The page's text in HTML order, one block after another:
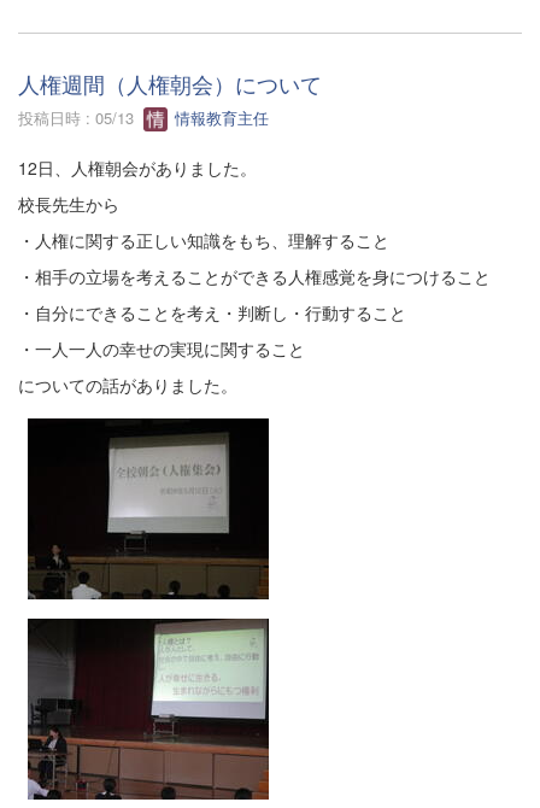
人権週間（人権朝会）について
投稿日時 : 05/13 情報教育主任
12日、人権朝会がありました。
校長先生から
・人権に関する正しい知識をもち、理解すること
・相手の立場を考えることができる人権感覚を身につけること
・自分にできることを考え・判断し・行動すること
・一人一人の幸せの実現に関すること
についての話がありました。